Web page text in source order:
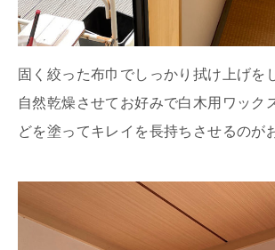
固く絞った布巾でしっかり拭け上げを
自然乾燥させてお好みで白木用ワック
どを塗ってキレイを長持ちさせるのが